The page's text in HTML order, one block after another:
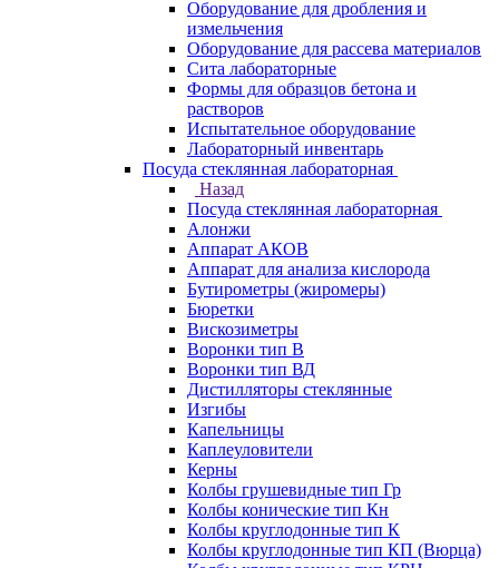
Оборудование для дробления и
измельчения
Оборудование для рассева материалов
Сита лабораторные
Формы для образцов бетона и
растворов
Испытательное оборудование
Лабораторный инвентарь
Посуда стеклянная лабораторная
Назад
Посуда стеклянная лабораторная
Алонжи
Аппарат АКОВ
Аппарат для анализа кислорода
Бутирометры (жиромеры)
Бюретки
Вискозиметры
Воронки тип В
Воронки тип ВД
Дистилляторы стеклянные
Изгибы
Капельницы
Каплеуловители
Керны
Колбы грушевидные тип Гр
Колбы конические тип Кн
Колбы круглодонные тип К
Колбы круглодонные тип КП (Вюрца)